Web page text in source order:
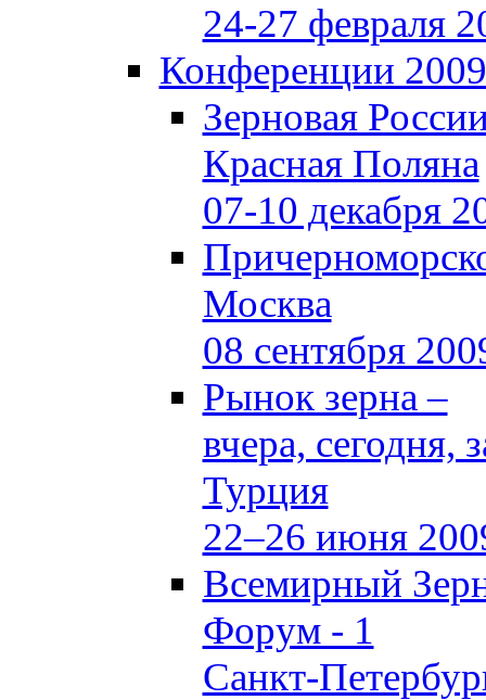
24-27 февраля
Конференции 2009
Зерновая
Красная Поляна
07-10 декабря
Москва
08 сентября
Рынок зерна –
вчера, сегодня,
Турция
22–26 июня
Всемирный
Форум - 1
Санкт-